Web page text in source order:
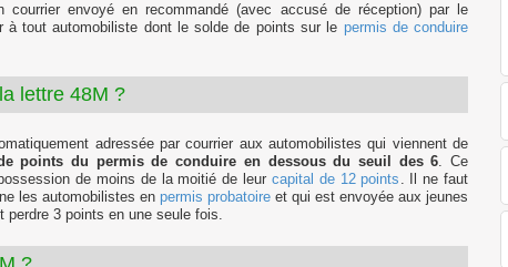
courrier envoyé en recommandé (avec accusé de réception) par le
à tout automobiliste dont le solde de points sur le permis de conduire
lettre 48M ?
adressée par courrier aux automobilistes qui viennent de
points du permis de conduire en dessous du seuil des 6. Ce
de moins de la moitié de leur capital de 12 points . Il ne faut
les automobilistes en permis probatoireet qui est envoyée aux jeunes
3 points en une seule fois.